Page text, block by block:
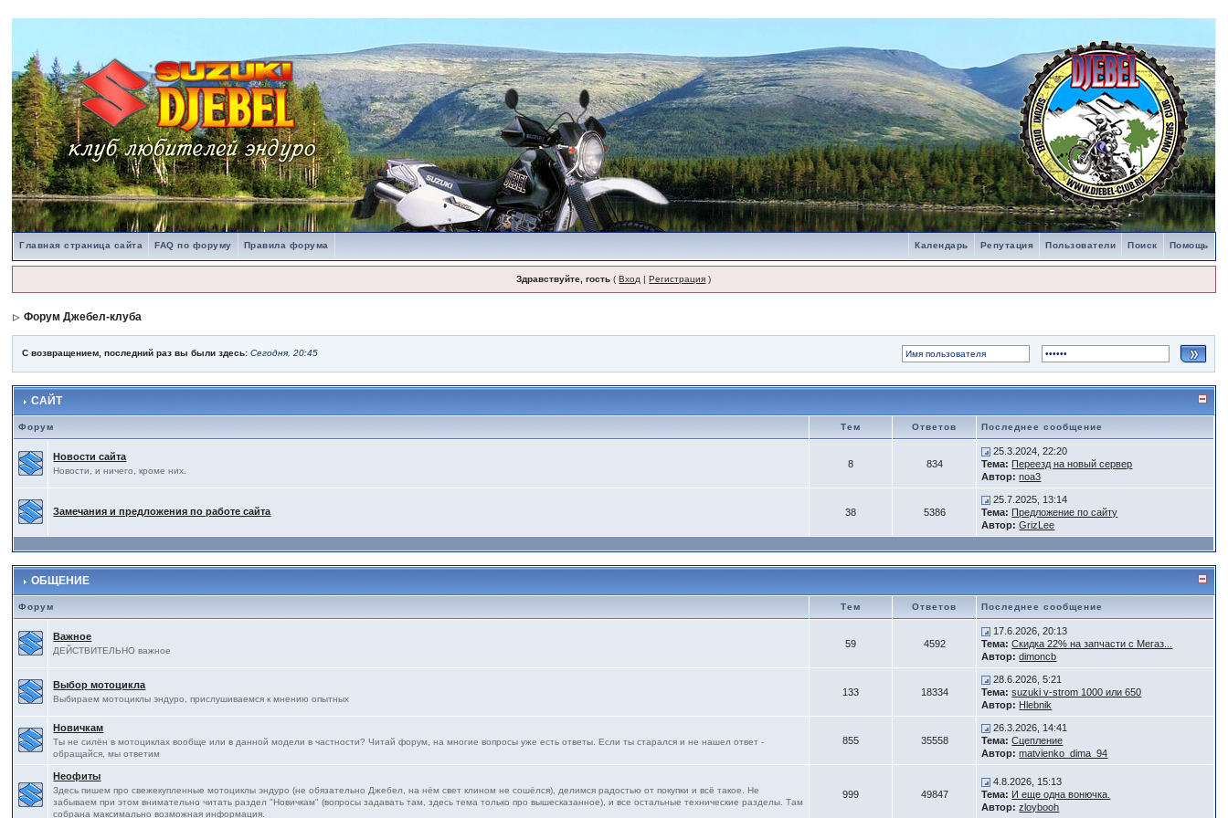
Главная страница сайта FAQ по форуму Правила форума Помощь
Поиск
Пользователи
Репутация
Календарь
Здравствуйте, гость (Вход |Регистрация )
Форум Джебел-клуба
С возвращением, последний раз вы были здесь:Сегодня, 20:45
САЙТ
Форум Тем Ответов Последнее сообщение
Новости сайта
Новости, и ничего, кроме них.
8 834
25.3.2024, 22:20
Тема: Переезд на новый сервер
Автор: noa3
Замечания и предложения по работе сайта 38 5386
25.7.2025, 13:14
Тема: Предложение по сайту
Автор: GrizLee
ОБЩЕНИЕ
Форум Тем Ответов Последнее сообщение
Важное
ДЕЙСТВИТЕЛЬНО важное
59 4592
17.6.2026, 20:13
Тема: Скидка 22% на запчасти с Мегаз...
Автор: dimoncb
Выбор мотоцикла
Выбираем мотоциклы эндуро, прислушиваемся к мнению опытных
133 18334
28.6.2026, 5:21
Тема: suzuki v-strom 1000 или 650
Автор: Hlebnik
Новичкам
Ты не силён в мотоциклах вообще или в данной модели в частности? Читай форум, на многие вопросы уже есть ответы. Если ты старался и не нашел ответ -
обращайся, мы ответим
855 35558
26.3.2026, 14:41
Тема: Сцепление
Автор: matvienko_dima_94
Неофиты
Здесь пишем про свежекупленные мотоциклы эндуро (не обязательно Джебел, на нём свет клином не сошёлся), делимся радостью от покупки и всё такое. Не
забываем при этом внимательно читать раздел "Новичкам" (вопросы задавать там, здесь тема только про вышесказанное), и все остальные технические разделы. Там
собрана максимально возможная информация.
999 49847
4.8.2026, 15:13
Тема: И еще одна вонючка.
Автор: zloybooh